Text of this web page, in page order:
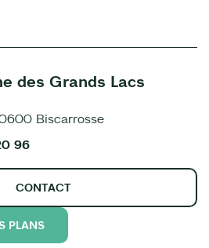
des Grands Lacs
Biscarrosse
96
CONTACT
PLANS